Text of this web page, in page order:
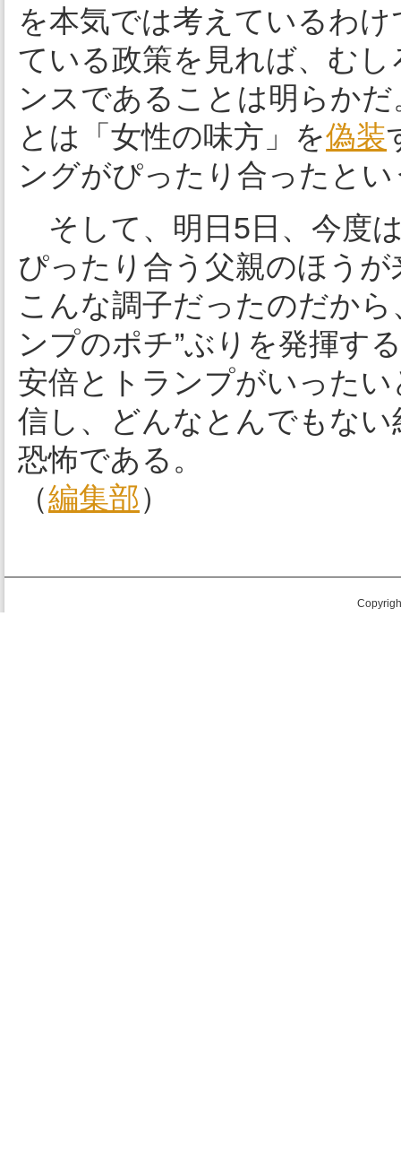
を本気では考えているわ
ている政策を見れば、む
ンスであることは明らか
とは「女性の味方」を偽装
ングがぴったり合ったと
そして、明日5日、今度
ぴったり合う父親のほう
こんな調子だったのだか
ンプのポチ”ぶりを発揮す
安倍とトランプがいった
信し、どんなとんでもな
恐怖である。
（編集部）